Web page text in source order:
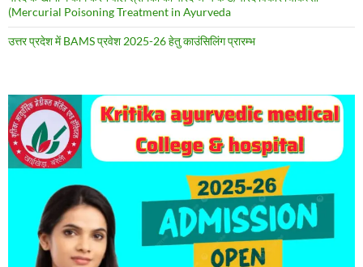
(Mercurial Poisoning Treatment in Ayurveda
उत्तर प्रदेश में BAMS प्रवेश 2025-26 हेतु काउंसिलिंग प्रारम्भ